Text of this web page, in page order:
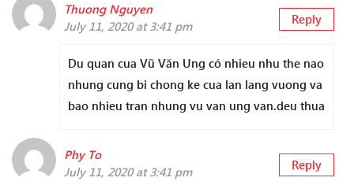
Thuong Nguyen
July 11, 2020 at 3:41 pm
Reply
Du quan cua Vũ Văn Ung có nhieu nhu the nao
nhung cung bi chong ke cua lan lang vuong va
bao nhieu tran nhung vu van ung van.deu thua
Phy To
July 11, 2020 at 3:41 pm
Reply